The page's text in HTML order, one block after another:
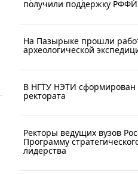
получили поддержку РФФИ
На Пазырыке прошли
археологической
В НГТУ НЭТИ сформирован
ректората
Ректоры ведущих вузов
Программу
лидерства